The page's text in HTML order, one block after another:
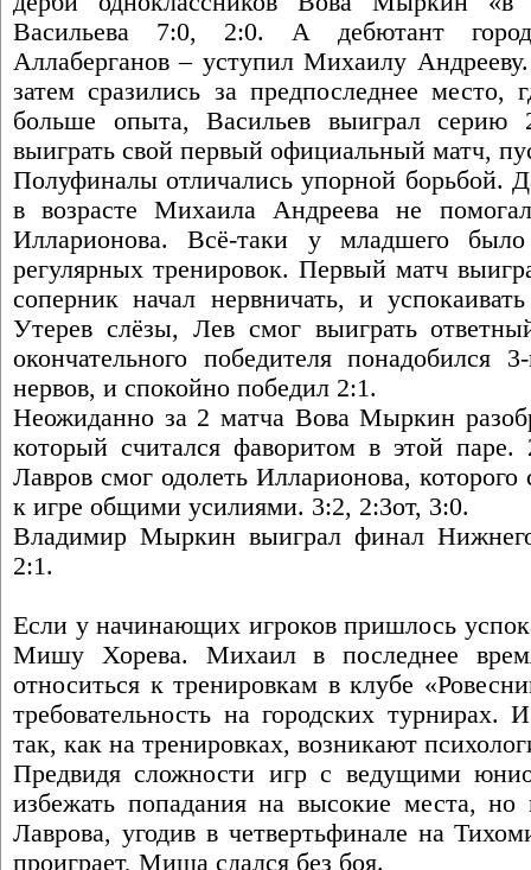
Васильева 7:0, 2:0. А дебютант
Аллаберганов – уступил Михаилу
затем сразились за предпоследнее
больше опыта, Васильев выиграл серию
выиграть свой первый официальный матч,
Полуфиналы отличались упорной борьбой.
в возрасте Михаила Андреева не
Илларионова. Всё-таки у младшего
регулярных тренировок. Первый матч
соперник начал нервничать, и
Утерев слёзы, Лев смог выиграть
окончательного победителя
нервов, и спокойно победил 2:1.
Неожиданно за 2 матча Вова Мыркин
который считался фаворитом в этой
Лавров смог одолеть Илларионова, которого
к игре общими усилиями. 3:2, 2:3от, 3:0.
Владимир Мыркин выиграл финал
2:1.
Если у начинающих игроков пришлось
Мишу Хорева. Михаил в последнее
относиться к тренировкам в клубе
требовательность на городских турнирах.
так, как на тренировках, возникают
Предвидя сложности игр с ведущими
избежать попадания на высокие места, но
Лаврова, угодив в четвертьфинале на
проиграет, Миша сдался без боя.